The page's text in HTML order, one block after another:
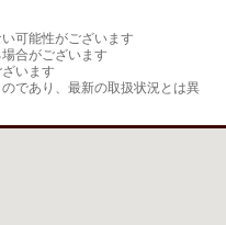
可能性がございます
合がございます
います
であり、最新の取扱状況とは異